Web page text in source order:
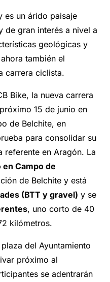
es un árido paisaje
de gran interés a nivel a
geológicas y
también el
carrera ciclista.
Bike, la nueva carrera
15 de junio en
de Belchite, en
para consolidar su
en Aragón. La
Campo de
de Belchite y está
(BTT y gravel) y se
, uno corto de 40
kilómetros.
del Ayuntamiento
próximo al
se adentrarán